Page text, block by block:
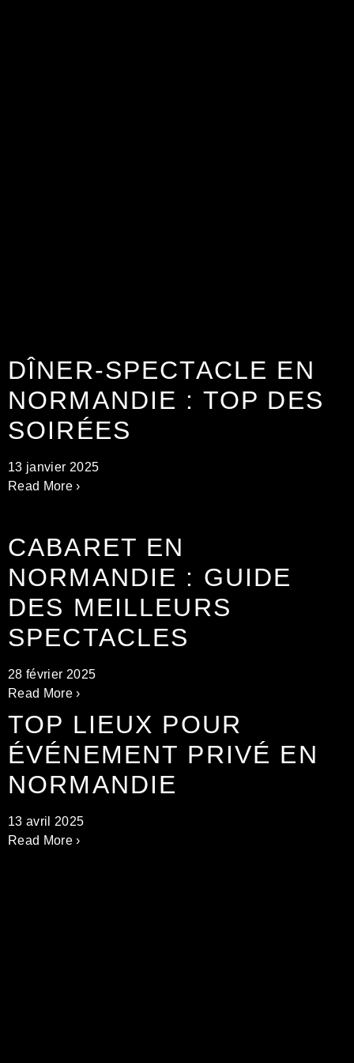
DÎNER-SPECTACLE EN
NORMANDIE : TOP DES
SOIRÉES
13 janvier 2025
Read More ›
CABARET EN
NORMANDIE : GUIDE
DES MEILLEURS
SPECTACLES
28 février 2025
Read More ›
TOP LIEUX POUR
ÉVÉNEMENT PRIVÉ EN
NORMANDIE
13 avril 2025
Read More ›